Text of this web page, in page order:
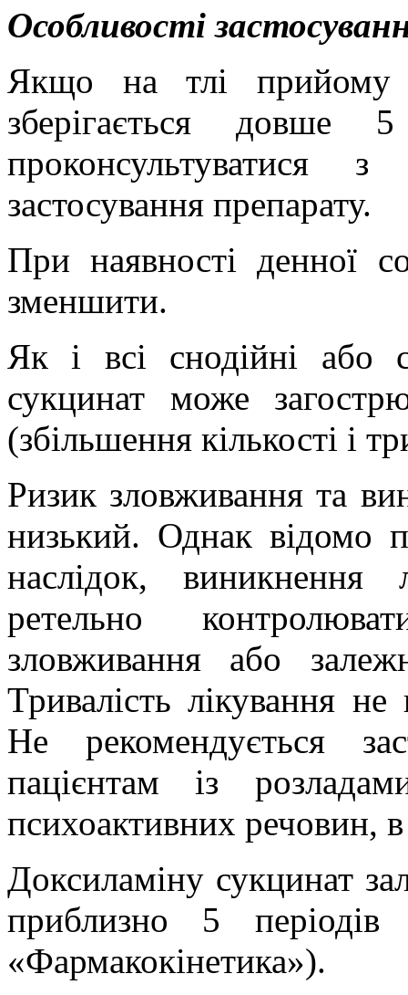
Особливості
Якщо на тлі прийому
зберігається довше
проконсультуватися
застосування препарату.
При наявності денної
зменшити.
Як і всі снодійні або
сукцинат може
(збільшення кількості і
Ризик зловживання та
низький. Однак відомо
наслідок, виникнення
ретельно
зловживання або
Тривалість лікування
Не рекомендується
пацієнтам із
психоактивних речовин, в
Доксиламіну сукцинат
приблизно 5 періодів
«Фармакокінетика»).